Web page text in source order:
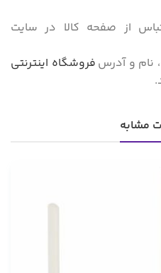
از صفحه کالا در سایت
نام و آدرس فروشگاه اینترنتی
مشابه